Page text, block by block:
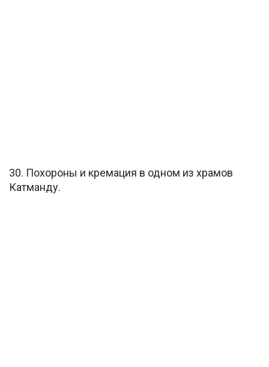
30. Похороны и кремация в одном из храмов
Катманду.